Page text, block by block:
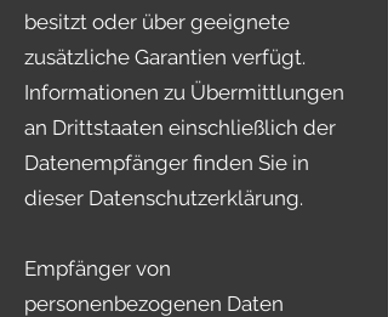
besitzt oder über geeignete
zusätzliche Garantien verfügt.
Informationen zu Übermittlungen
an Drittstaaten einschließlich der
Datenempfänger finden Sie in
dieser Datenschutzerklärung.
Empfänger von
personenbezogenen Daten